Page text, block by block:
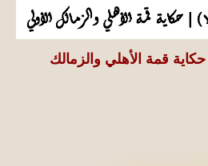
قمة الأهلي والزمالك